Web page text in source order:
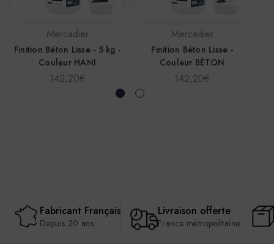
Mercadier
Finition Béton Lisse - 5 kg -
Couleur HANI
142,20€
Mercadier
Finition Béton Lisse -
Couleur BÉTON
142,20€
Fabricant Français
Depuis 20 ans
Livraison offerte
France métropolitaine